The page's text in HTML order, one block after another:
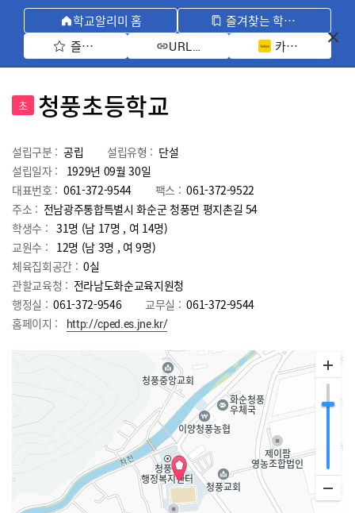
학교알리미 홈
즐겨찾는 학교 모아보기
즐겨찾기 선택
URL 복사 카카오톡 공유
초 청풍초등학교
설립구분 : 공립 설립유형 : 단설
설립일자 :
1929년 09월 30일
대표번호 : 061-372-9544 팩스 : 061-372-9522
주소 : 전남광주통합특별시 화순군 청풍면 평지촌길 54
학생수 : 31명 (남 17명 , 여 14명)
교원수 : 12명 (남 3명 , 여9명)
체육집회공간 : 0실
관할교육청 : 전라남도화순교육지원청
행정실 : 061-372-9546 교무실 : 061-372-9544
홈페이지 :
http://cped.es.jne.kr/